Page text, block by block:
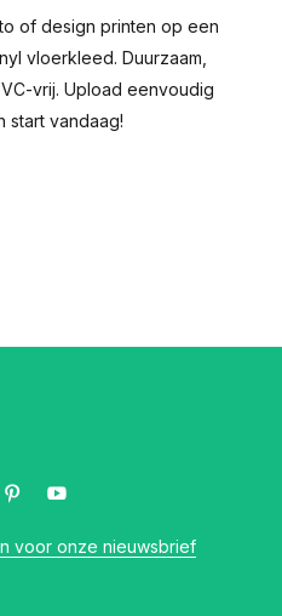
of design printen op een
vloerkleed. Duurzaam,
vrij. Upload eenvoudig
start vandaag!
voor onze nieuwsbrief